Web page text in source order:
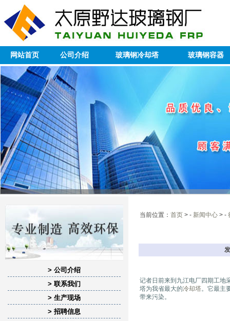
网站首页 公司介绍 玻璃钢冷却塔 玻璃钢容器
> 公司介绍
> 联系我们
> 生产现场
> 招聘信息
当前位置： 首页 > - 新闻中心 > -
记者日前来到九江电厂四期工地
塔为我省最大的冷却塔。它最主
带来污染。